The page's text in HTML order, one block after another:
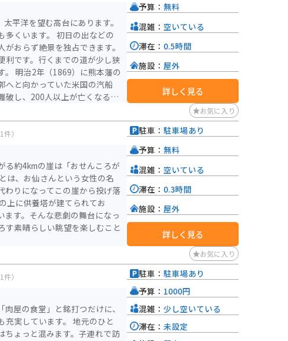
平洋を望む高台にあります。
多くいます。 初日の出などの
おらず絶景を独占できます。
利です。行くまでの道が少し狭
の
へと向かっていた米国の汽船
破し、200人以上が亡くなる悲
いた津軽藩が平定できない状況
本藩が派遣したものでした。
めに、地元の川津の住民によ
場所には記念碑も設置されてい
れ、絶景と桜の花を楽しむこ
史の背景を持ちながらも、自然
続けています。
予算： 無料
混雑： 空いている
滞在： 0.5時間
施設： 屋外
詳しく見る
お気に入り
件）
る約4kmの崖は「おせんころが
は、お仙さんという女性の名
わりになってこの崖から投げ落
ます。そんな悲劇の舞台になっ
す素晴らしい眺望を楽しむこと
駐車： 駐車場あり
予算： 無料
混雑： 空いている
滞在： 0.3時間
施設： 屋外
詳しく見る
お気に入り
件）
屋の食堂」と銘打つだけに、
充実しています。 地元のひと
ちょっと混みます。子連れで訪
駐車： 駐車場あり
予算： 1000円
混雑： 少し空いている
滞在： 未設定